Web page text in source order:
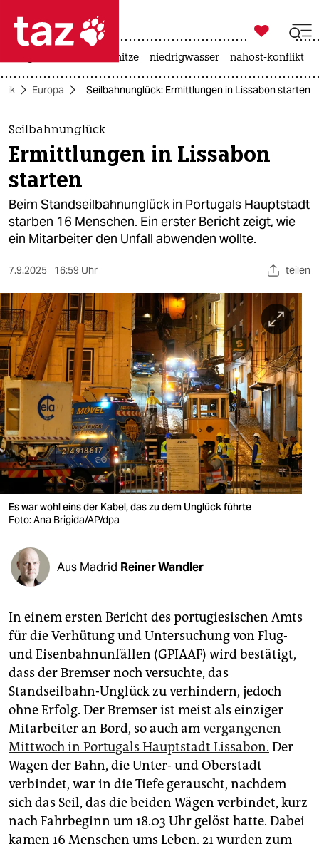
 taz zahl ich
taz zahl ich
themen
politik
öko
gesellschaft
sport
berlin
nord
wahrheit
verlag
verlag
veranstaltungen
shop
fragen & hilfe
unterstützen
abo
genossenschaft
epaper login

taz zahl ich
hitze niedrigwasser nahost-konflikt
Europa Seilbahnunglück: Ermittlungen in Lissabon starten
Seilbahnunglück
Ermittlungen in Lissabon
starten
Beim Standseilbahnunglück in Portugals Hauptstadt
starben 16 Menschen. Ein erster Bericht zeigt, wie
ein Mitarbeiter den Unfall abwenden wollte.
7.9.2025 16:59 Uhr teilen
Es war wohl eins der Kabel, das zu dem Unglück führte
Foto: Ana Brigida/AP/dpa
Aus Madrid Reiner Wandler
In einem ersten Bericht des portugiesischen Amts
für die Verhütung und Untersuchung von Flug-
und Eisenbahnunfällen (GPIAAF) wird bestätigt,
dass der Bremser noch versuchte, das
Standseilbahn-Unglück zu verhindern, jedoch
ohne Erfolg. Der Bremser ist meist als einziger
Mitarbeiter an Bord, so auch amvergangenen
Mittwoch in Portugals Hauptstadt Lissabon. Der
Wagen der Bahn, die Unter- und Oberstadt
verbindet, war in die Tiefe gerauscht, nachdem
sich das Seil, das die beiden Wägen verbindet, kurz
nach Fahrbeginn um 18.03 Uhr gelöst hatte. Dabei
kamen 16 Menschen ums Leben. 21 wurden zum